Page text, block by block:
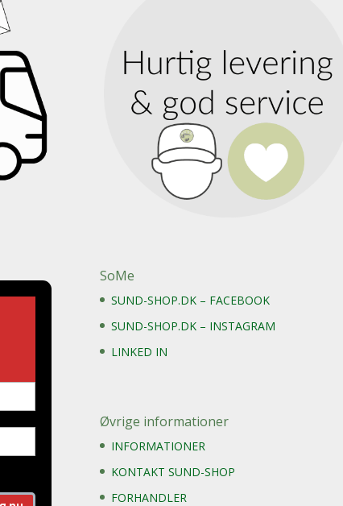
SoMe
SUND-SHOP.DK – FACEBOOK
SUND-SHOP.DK – INSTAGRAM
LINKED IN
Øvrige informationer
INFORMATIONER
KONTAKT SUND-SHOP
FORHANDLER